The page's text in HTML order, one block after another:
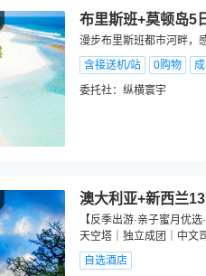
布里斯班+莫顿岛5
漫步布里斯班都市河畔，
含接送机/站
0购物
委托社： 纵横寰宇
澳大利亚+新西兰
【反季出游·亲子蜜月优
天空塔｜独立成团｜中文
自选酒店